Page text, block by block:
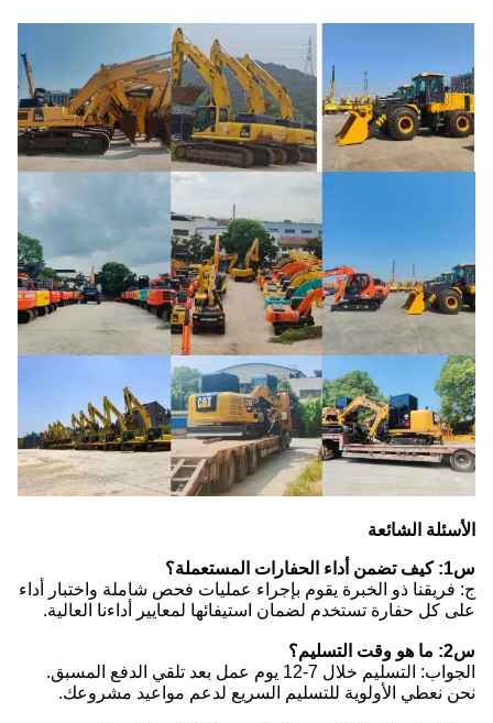
الأسئلة الشائعة
س1: كيف تضمن أداء الحفارات المستعملة؟
ج: فريقنا ذو الخبرة يقوم بإجراء عمليات فحص شاملة واختبار أداء
على كل حفارة تستخدم لضمان استيفائها لمعايير أداءنا العالية.
س2: ما هو وقت التسليم؟
الجواب: التسليم خلال 7-12 يوم عمل بعد تلقي الدفع المسبق.
نحن نعطي الأولوية للتسليم السريع لدعم مواعيد مشروعك.